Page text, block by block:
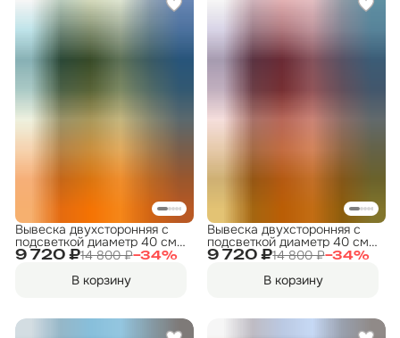
9 720 ₽14 800 ₽−34%
Вывеска двухсторонняя с
подсветкой диаметр 40 см.
"Прокат велосипедов" 2
В корзину
9 720 ₽14 800 ₽−34%
Вывеска двухсторонняя с
подсветкой диаметр 40 см.
"Прокат инструмента" 2
В корзину